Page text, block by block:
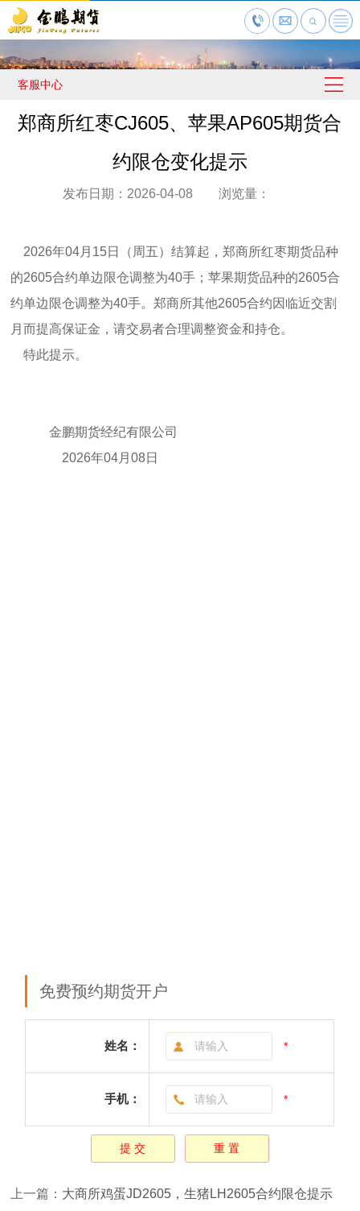
客服中心
郑商所红枣CJ605、苹果AP605期货合
约限仓变化提示
发布日期：2026-04-08 浏览量：
2026年04月15日（周五）结算起，郑商所红枣期货品种
的2605合约单边限仓调整为40手；苹果期货品种的2605合
约单边限仓调整为40手。郑商所其他2605合约因临近交割
月而提高保证金，请交易者合理调整资金和持仓。
特此提示。
金鹏期货经纪有限公司
2026年04月08日
免费预约期货开户
姓名： *
手机： *
上一篇： 大商所鸡蛋JD2605，生猪LH2605合约限仓提示